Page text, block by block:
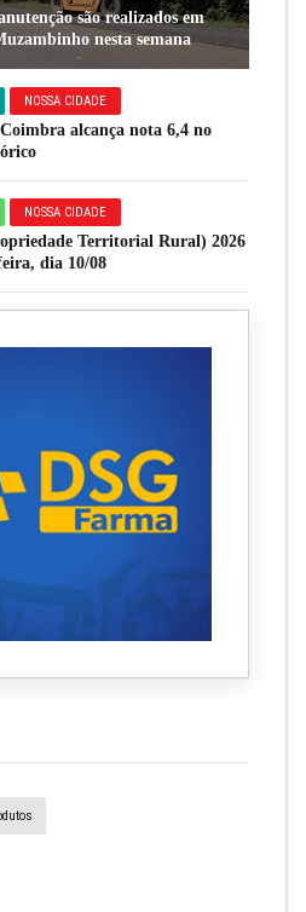
são realizados em
nesta semana
NOSSA CIDADE
alcança nota 6,4 no
NOSSA CIDADE
Territorial Rural) 2026
dia 10/08